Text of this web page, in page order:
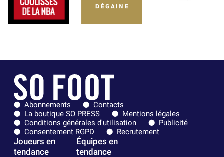
Abonnements
Contacts
La boutique SO PRESS
Mentions légales
Conditions générales d'utilisation
Publicité
Consentement RGPD
Recrutement
Joueurs en
tendance
Équipes en
tendance